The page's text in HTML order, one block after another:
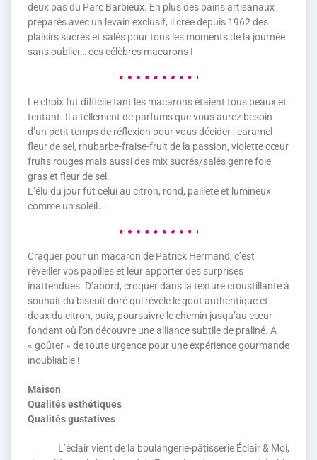
deux pas du Parc Barbieux. En plus des pains artisanaux
préparés avec un levain exclusif, il crée depuis 1962 des
plaisirs sucrés et salés pour tous les moments de la journée
sans oublier… ces célèbres macarons !
Le choix fut difficile tant les macarons étaient tous beaux et
tentant. Il a tellement de parfums que vous aurez besoin
d’un petit temps de réflexion pour vous décider : caramel
fleur de sel, rhubarbe-fraise-fruit de la passion, violette cœur
fruits rouges mais aussi des mix sucrés/salés genre foie
gras et fleur de sel.
L’élu du jour fut celui au citron, rond, pailleté et lumineux
comme un soleil…
Craquer pour un macaron de Patrick Hermand, c’est
réveiller vos papilles et leur apporter des surprises
inattendues. D’abord, croquer dans la texture croustillante à
souhait du biscuit doré qui révèle le goût authentique et
doux du citron, puis, poursuivre le chemin jusqu’au cœur
fondant où l’on découvre une alliance subtile de praliné. A
« goûter » de toute urgence pour une expérience gourmande
inoubliable !
Maison
Qualités esthétiques
Qualités gustatives
L’éclair vient de la boulangerie-pâtisserie Éclair & Moi,